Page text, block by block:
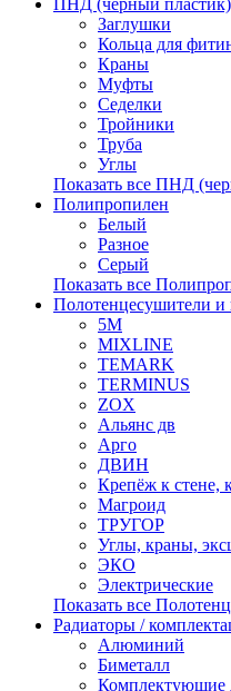
ПНД (черный пластик)
Заглушки
Кольца для
Краны
Муфты
Седелки
Тройники
Труба
Углы
Показать все ПНД
Полипропилен
Белый
Разное
Серый
Показать все
Полотенцесушители и
5М
MIXLINE
TEMARK
TERMINUS
ZOX
Альянс дв
Арго
ДВИН
Крепёж к стене,
Магроид
ТРУГОР
Углы, краны,
ЭКО
Электрические
Показать все
Радиаторы /
Алюминий
Биметалл